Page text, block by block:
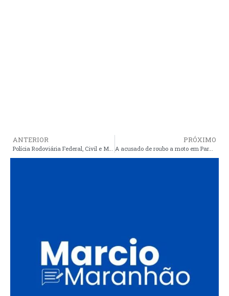
ANTERIOR
Polícia Rodoviária Federal, Civil e Militar do Maranhão e Piauí, além do DETRAN, farão operações em Araioses durante o Moto Passeio neste domingo
PRÓXIMO
A acusado de roubo a moto em Parnaíba é Baleado em Araioses – MA